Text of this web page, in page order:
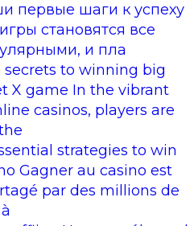
первые шаги к успеху
становятся все
и пла
secrets to winning big
X game In the vibrant
casinos, players are
strategies to win
Gagner au casino est
par des millions de